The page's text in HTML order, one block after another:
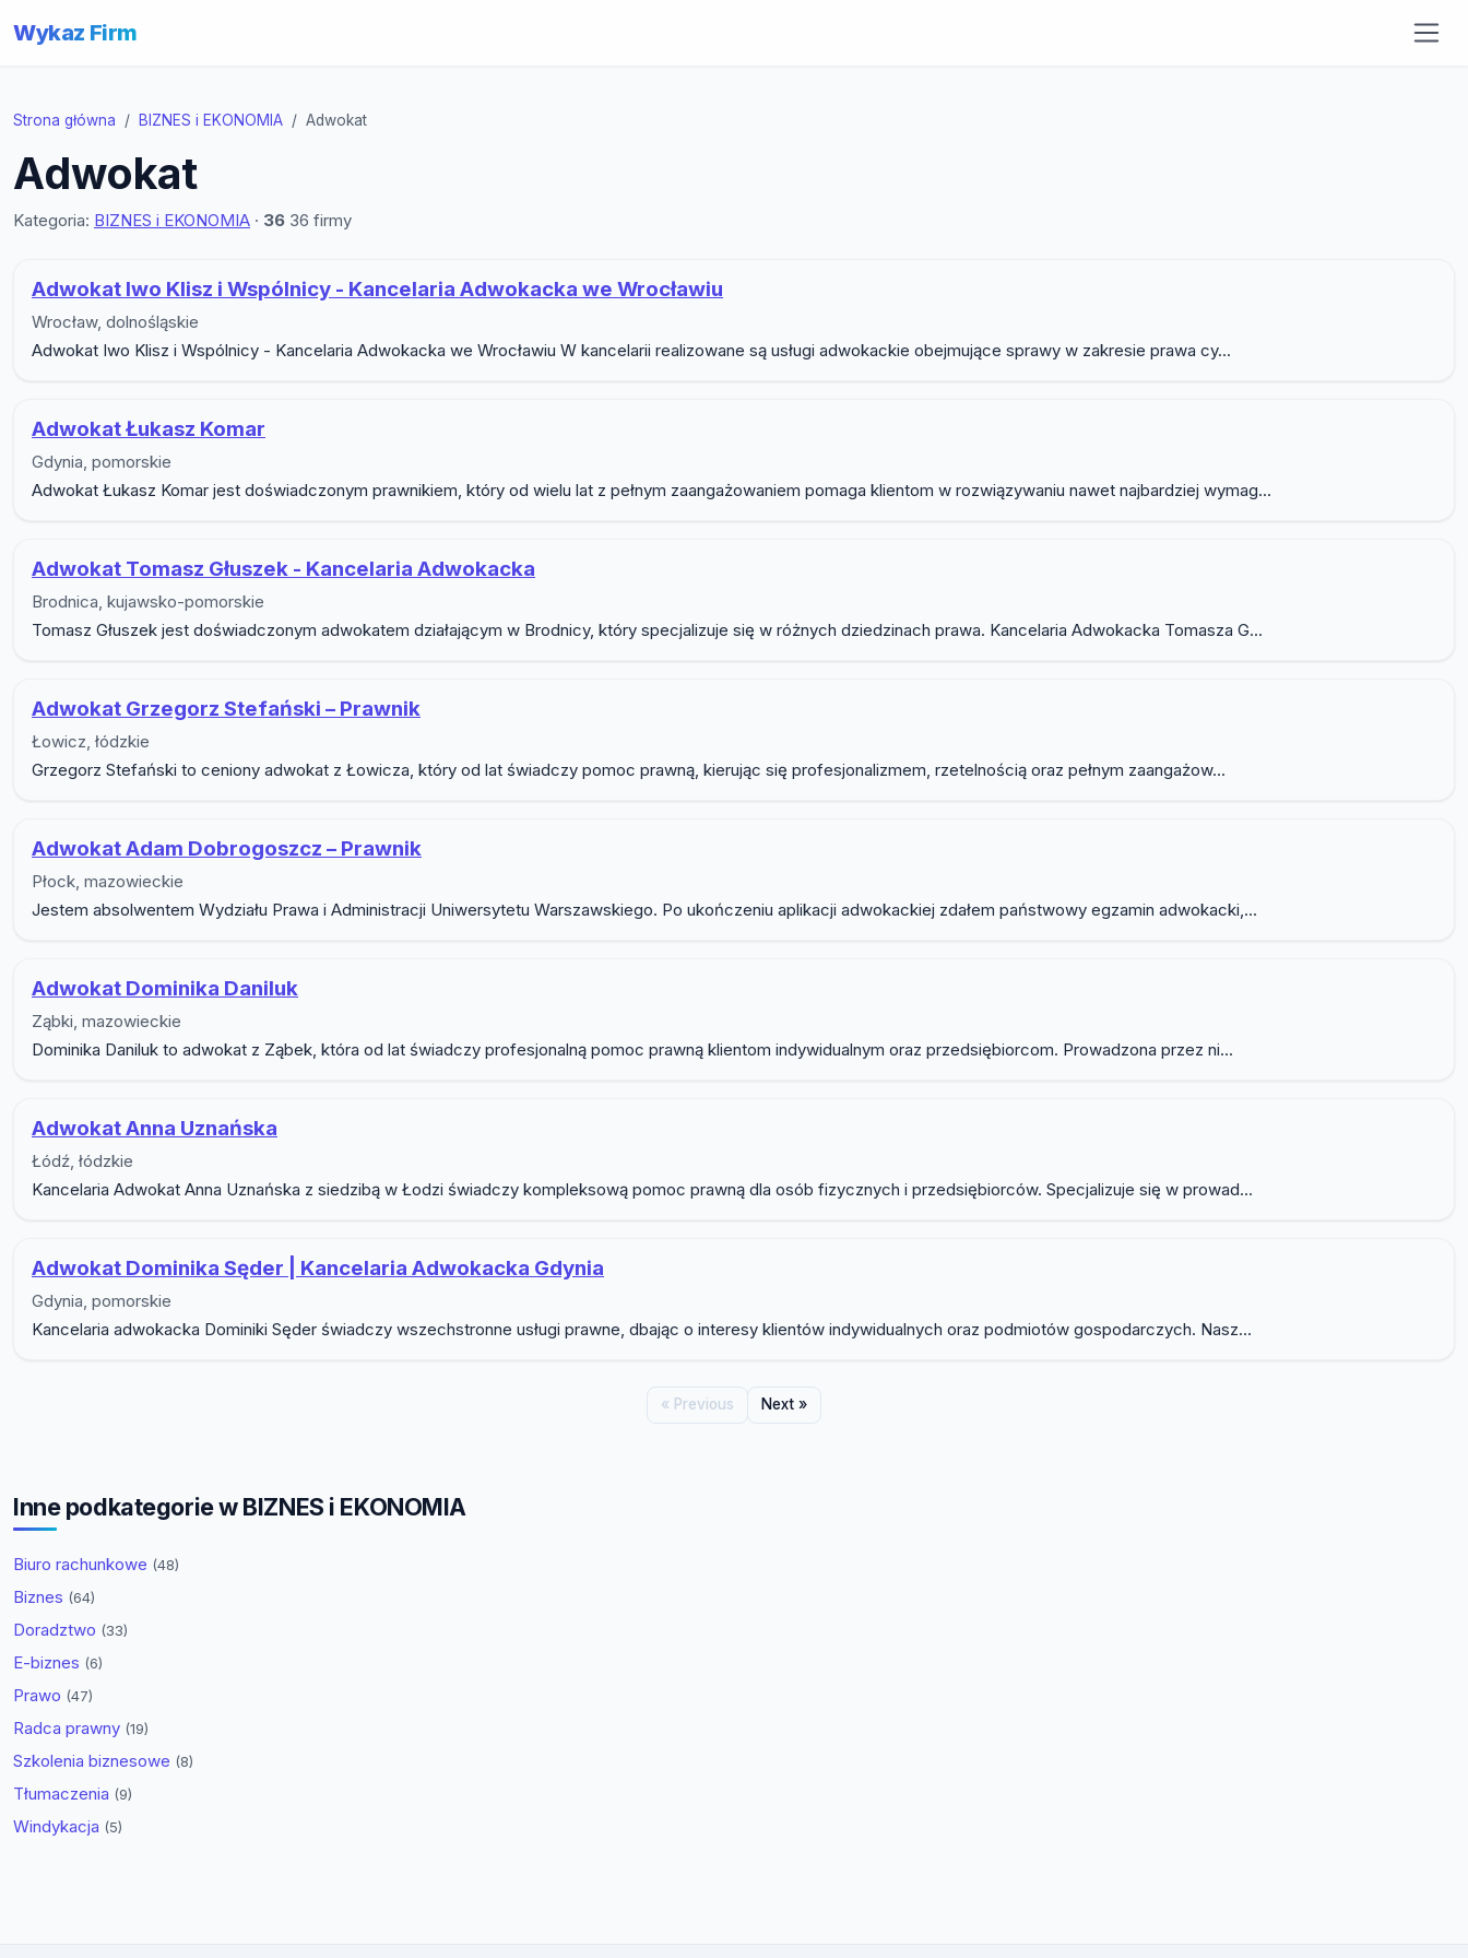
Wykaz Firm
Strona główna BIZNES i EKONOMIA Adwokat
Adwokat
Kategoria: BIZNES i EKONOMIA · 36 36 firmy
Adwokat Iwo Klisz i Wspólnicy - Kancelaria Adwokacka we Wrocławiu
Wrocław, dolnośląskie
Adwokat Iwo Klisz i Wspólnicy - Kancelaria Adwokacka we Wrocławiu W kancelarii realizowane są usługi adwokackie obejmujące sprawy w zakresie prawa cy...
Adwokat Łukasz Komar
Gdynia, pomorskie
Adwokat Łukasz Komar jest doświadczonym prawnikiem, który od wielu lat z pełnym zaangażowaniem pomaga klientom w rozwiązywaniu nawet najbardziej wymag...
Adwokat Tomasz Głuszek - Kancelaria Adwokacka
Brodnica, kujawsko-pomorskie
Tomasz Głuszek jest doświadczonym adwokatem działającym w Brodnicy, który specjalizuje się w różnych dziedzinach prawa. Kancelaria Adwokacka Tomasza G...
Adwokat Grzegorz Stefański – Prawnik
Łowicz, łódzkie
Grzegorz Stefański to ceniony adwokat z Łowicza, który od lat świadczy pomoc prawną, kierując się profesjonalizmem, rzetelnością oraz pełnym zaangażow...
Adwokat Adam Dobrogoszcz – Prawnik
Płock, mazowieckie
Jestem absolwentem Wydziału Prawa i Administracji Uniwersytetu Warszawskiego. Po ukończeniu aplikacji adwokackiej zdałem państwowy egzamin adwokacki,...
Adwokat Dominika Daniluk
Ząbki, mazowieckie
Dominika Daniluk to adwokat z Ząbek, która od lat świadczy profesjonalną pomoc prawną klientom indywidualnym oraz przedsiębiorcom. Prowadzona przez ni...
Adwokat Anna Uznańska
Łódź, łódzkie
Kancelaria Adwokat Anna Uznańska z siedzibą w Łodzi świadczy kompleksową pomoc prawną dla osób fizycznych i przedsiębiorców. Specjalizuje się w prowad...
Adwokat Dominika Sęder | Kancelaria Adwokacka Gdynia
Gdynia, pomorskie
Kancelaria adwokacka Dominiki Sęder świadczy wszechstronne usługi prawne, dbając o interesy klientów indywidualnych oraz podmiotów gospodarczych. Nasz...
« Previous Next »
Inne podkategorie w BIZNES i EKONOMIA
Biuro rachunkowe (48)
Biznes (64)
Doradztwo (33)
E-biznes (6)
Prawo (47)
Radca prawny (19)
Szkolenia biznesowe (8)
Tłumaczenia (9)
Windykacja (5)